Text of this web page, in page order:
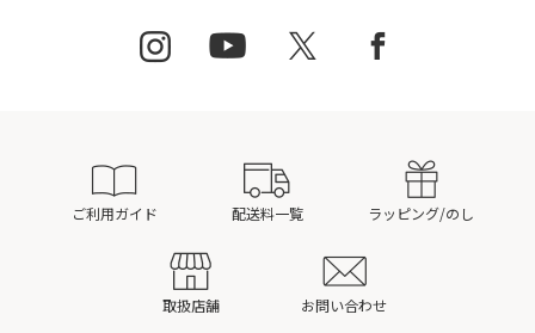
ご利用ガイド 配送料一覧 ラッピング/のし
取扱店舗 お問い合わせ